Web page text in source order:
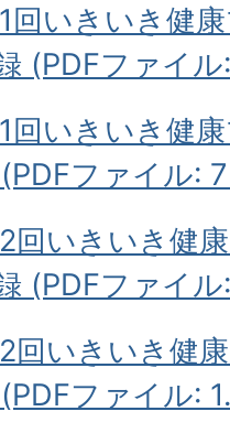
回いきいき健
(PDFファイ
回いきいき健
ファイル:
回いきいき健
(PDFファイ
回いきいき健
ファイル: